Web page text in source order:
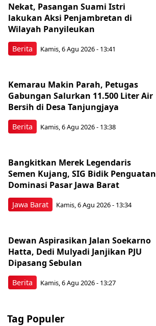
Berita
Nekat, Pasangan Suami Istri
lakukan Aksi Penjambretan di
Wilayah Panyileukan
Kamis, 6 Agu 2026 - 13:41
Berita
Kemarau Makin Parah, Petugas
Gabungan Salurkan 11.500 Liter Air
Bersih di Desa Tanjungjaya
Kamis, 6 Agu 2026 - 13:38
Jawa Barat
Bangkitkan Merek Legendaris
Semen Kujang, SIG Bidik Penguatan
Dominasi Pasar Jawa Barat
Kamis, 6 Agu 2026 - 13:34
Berita
Dewan Aspirasikan Jalan Soekarno
Hatta, Dedi Mulyadi Janjikan PJU
Dipasang Sebulan
Kamis, 6 Agu 2026 - 13:27
Tag Populer